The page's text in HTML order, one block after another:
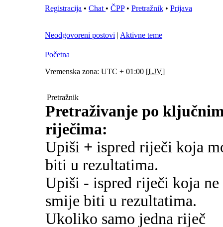
Registracija • Chat • ČPP• Pretražnik • Prijava
Neodgovoreni postovi | Aktivne teme
Početna
Vremenska zona: UTC + 01:00 [LJV]
Pretražnik
Pretraživanje po
riječima:
Upiši + ispred riječi koja
biti u rezultatima.
Upiši - ispred riječi koja ne
smije biti u rezultatima.
Ukoliko samo jedna riječ